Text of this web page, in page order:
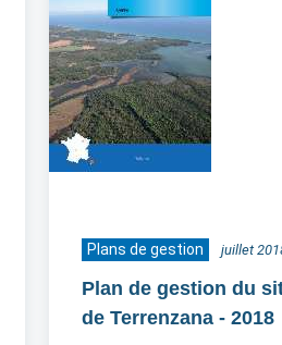
Plans de gestion juillet
Plan de gestion du
de Terrenzana - 2018